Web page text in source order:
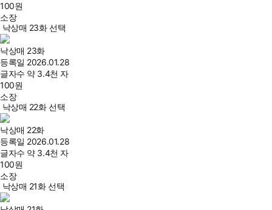
100원
소장
낙상매 23화 선택
낙상매 23화
등록일 2026.01.28
글자수 약 3.4천 자
100원
소장
낙상매 22화 선택
낙상매 22화
등록일 2026.01.28
글자수 약 3.4천 자
100원
소장
낙상매 21화 선택